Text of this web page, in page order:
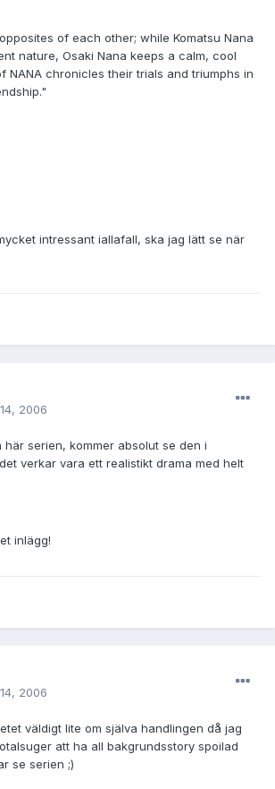
of each other; while Komatsu Nana
nature, Osaki Nana keeps a calm, cool
NANA chronicles their trials and triumphs in
intressant iallafall, ska jag lätt se när
2006
här serien, kommer absolut se den i
verkar vara ett realistikt drama med helt
inlägg!
2006
väldigt lite om själva handlingen då jag
att ha all bakgrundsstory spoilad
se serien ;)